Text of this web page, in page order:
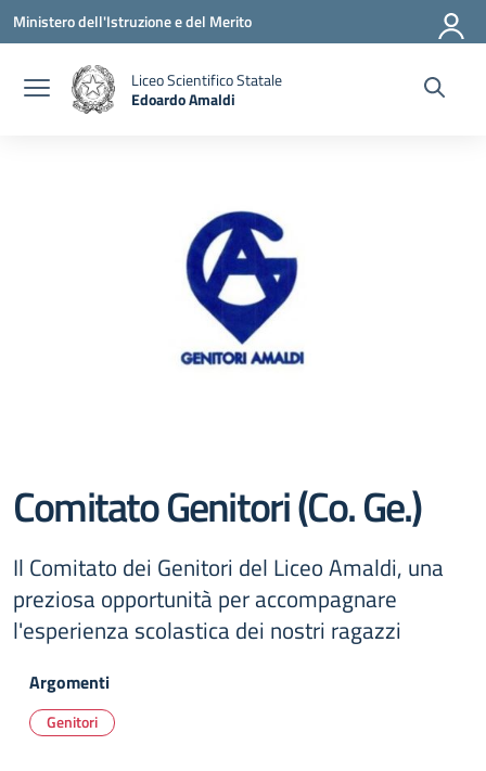
Vai ai contenuti
Vai al menu di navigazione
Vai al footer
Ministero dell'Istruzione e del Merito
Liceo Scientifico Statale
Edoardo Amaldi
Comitato Genitori (Co. Ge.)
Il Comitato dei Genitori del Liceo Amaldi, una
preziosa opportunità per accompagnare
l'esperienza scolastica dei nostri ragazzi
Argomenti
Genitori